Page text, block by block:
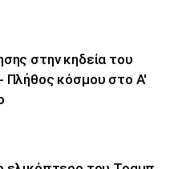
στην κηδεία του
Πλήθος κόσμου στο Α'